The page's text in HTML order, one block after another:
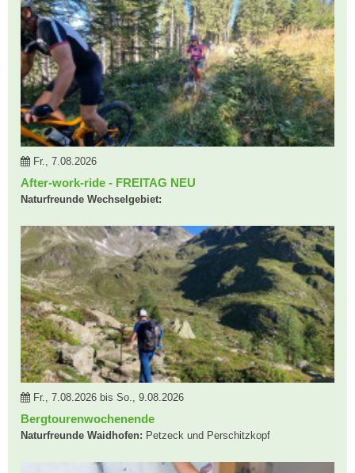
Fr., 7.08.2026
After-work-ride - FREITAG NEU
Naturfreunde Wechselgebiet:
Fr., 7.08.2026 bis So., 9.08.2026
Bergtourenwochenende
Naturfreunde Waidhofen: Petzeck und Perschitzkopf